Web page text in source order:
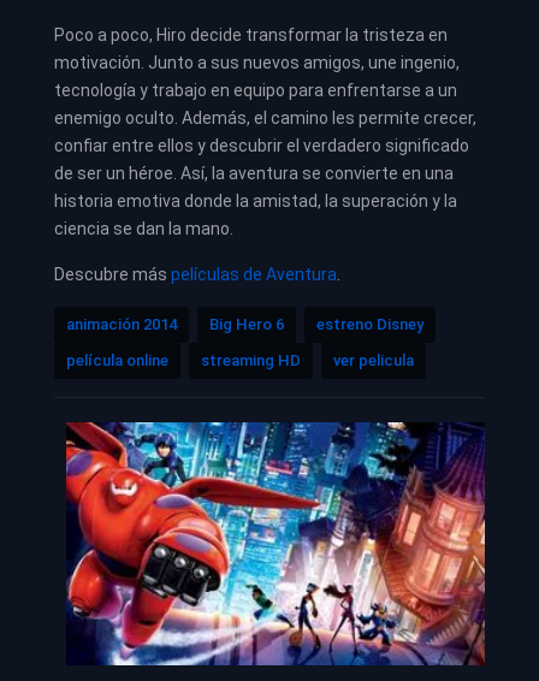
Poco a poco, Hiro decide transformar la tristeza en
motivación. Junto a sus nuevos amigos, une ingenio,
tecnología y trabajo en equipo para enfrentarse a un
enemigo oculto. Además, el camino les permite crecer,
confiar entre ellos y descubrir el verdadero significado
de ser un héroe. Así, la aventura se convierte en una
historia emotiva donde la amistad, la superación y la
ciencia se dan la mano.
Descubre más películas de Aventura
animación 2014 Big Hero 6
estreno Disney
película online
streaming HD ver pelicula